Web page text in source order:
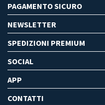
PAGAMENTO SICURO
NEWSLETTER
SPEDIZIONI PREMIUM
SOCIAL
APP
CONTATTI